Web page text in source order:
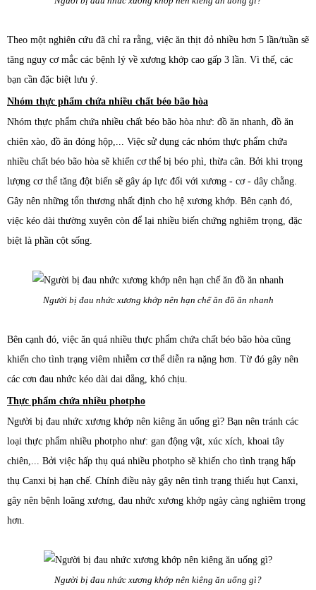
Theo một nghiên cứu đã chỉ ra rằng, việc ăn thịt đỏ nhiều hơn 5 lần/tuần sẽ
tăng nguy cơ mắc các bệnh lý về xương khớp cao gấp 3 lần. Vì thế, các
bạn cần đặc biệt lưu ý.
Nhóm thực phẩm chứa nhiều chất béo bão hòa
Nhóm thực phẩm chứa nhiều chất béo bão hòa như: đồ ăn nhanh, đồ ăn
chiên xào, đồ ăn đóng hộp,... Việc sử dụng các nhóm thực phẩm chứa
nhiều chất béo bão hòa sẽ khiến cơ thể bị béo phì, thừa cân. Bởi khi trọng
lượng cơ thể tăng đột biến sẽ gây áp lực đối với xương - cơ - dây chằng.
Gây nên những tổn thương nhất định cho hệ xương khớp. Bên cạnh đó,
việc kéo dài thường xuyên còn để lại nhiều biến chứng nghiêm trọng, đặc
biệt là phần cột sống.
Người bị đau nhức xương khớp nên hạn chế ăn đồ ăn nhanh
Bên cạnh đó, việc ăn quá nhiều thực phẩm chứa chất béo bão hòa cũng
khiến cho tình trạng viêm nhiễm cơ thể diễn ra nặng hơn. Từ đó gây nên
các cơn đau nhức kéo dài dai dẳng, khó chịu.
Thực phẩm chứa nhiều photpho
Người bị đau nhức xương khớp nên kiêng ăn uống gì? Bạn nên tránh các
loại thực phẩm nhiều photpho như: gan động vật, xúc xích, khoai tây
chiên,... Bởi việc hấp thụ quá nhiều photpho sẽ khiến cho tình trạng hấp
thụ Canxi bị hạn chế. Chính điều này gây nên tình trạng thiếu hụt Canxi,
gây nên bệnh loãng xương, đau nhức xương khớp ngày càng nghiêm trọng
hơn.
Người bị đau nhức xương khớp nên kiêng ăn uống gì?